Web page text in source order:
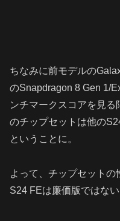
ちなみに前モデルの
のSnapdragon 8 Gen 1/
ンチマークスコアを見
のチップセットは他の
ということに。
よって、チップセット
S24 FEは廉価版ではな